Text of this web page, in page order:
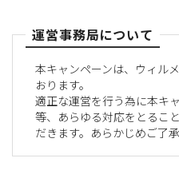
運営事務局について
本キャンペーンは、ウィル
おります。
適正な運営を行う為に本キ
等、あらゆる対応をとるこ
だきます。あらかじめご了承